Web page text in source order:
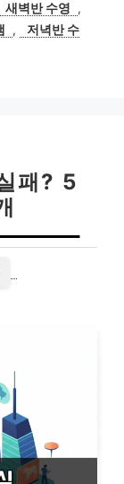
새벽반 수영
,
,
저녁반 수
패? 5